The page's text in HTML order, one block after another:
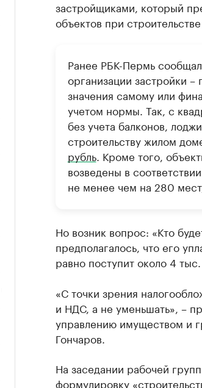
застройщиками, который
объектов при
Ранее РБК-Пермь
организации застройки –
значения самому или
учетом нормы. Так, с
без учета балконов,
строительству жилом
рубль. Кроме того,
возведены в
не менее чем на 280
Но возник вопрос: «Кто
предполагалось, что его
равно поступит около 4
«С точки зрения
и НДС, а не уменьшать», –
управлению имуществом и
Гончаров.
На заседании рабочей
формулировку